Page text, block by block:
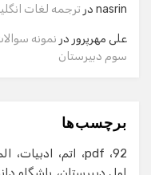
nasrin در ترجمه لغات
علی مهرپرور در نمونه
سوم دبیرستان
برچسب‌ها
92
pdf اتم ادبیات
ایمیل